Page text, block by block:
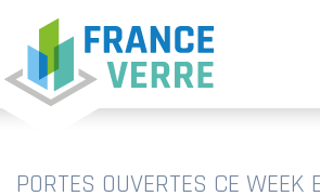
PORTES OUVERTES CE WEEK